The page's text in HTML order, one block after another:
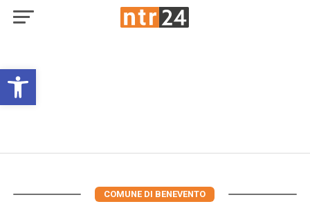
Open toolbar
COMUNE DI BENEVENTO